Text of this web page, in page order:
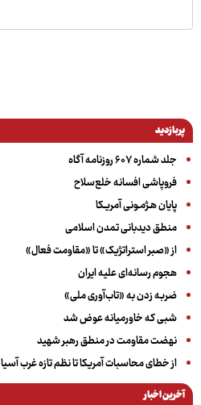
پربازدید
جلد شماره ۶۰۷ روزنامه آگاه
فروپاشی افسانه خلع‌سلاح
پایان هـژمـونی آمریـکا
منطق دیدبانی تمدن اسلامی
از «صبر استراتژیک» تا «مقاومت فعال»
هجوم رسانه‌ای علیه ایران
ضربه زدن به «تاب‌آوری ملی»
شبی که خاورمیانه عوض شد
نهضت مقاومت در منطق رهبر شهید
از خطای محاسبات آمریکا تا نظم تازه غرب آسیا
آخرین اخبار